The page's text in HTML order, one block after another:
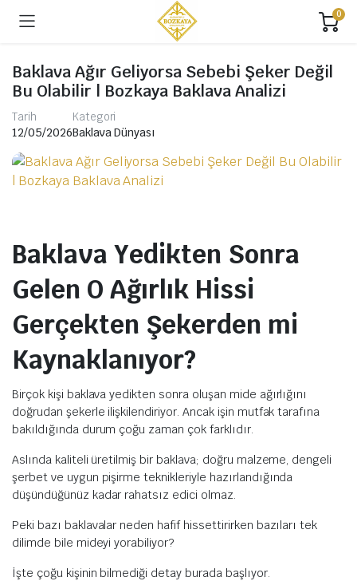
0
Baklava Ağır Geliyorsa Sebebi Şeker Değil
Bu Olabilir | Bozkaya Baklava Analizi
Tarih
12/05/2026
Kategori
Baklava Dünyası
Baklava Yedikten Sonra
Gelen O Ağırlık Hissi
Gerçekten Şekerden mi
Kaynaklanıyor?
Birçok kişi baklava yedikten sonra oluşan mide ağırlığını
doğrudan şekerle ilişkilendiriyor. Ancak işin mutfak tarafına
bakıldığında durum çoğu zaman çok farklıdır.
Aslında kaliteli üretilmiş bir baklava; doğru malzeme, dengeli
şerbet ve uygun pişirme teknikleriyle hazırlandığında
düşündüğünüz kadar rahatsız edici olmaz.
Peki bazı baklavalar neden hafif hissettirirken bazıları tek
dilimde bile mideyi yorabiliyor?
İşte çoğu kişinin bilmediği detay burada başlıyor.